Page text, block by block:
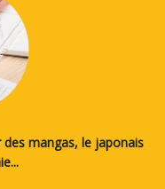
mangas, le japonais